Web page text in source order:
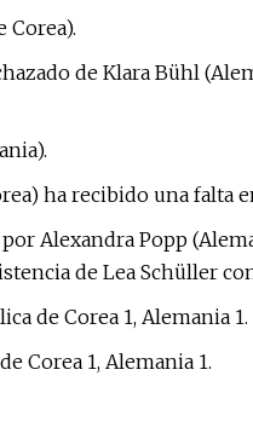
Corea).
de Klara Bühl
ha recibido una falta
Alexandra Popp
de Lea Schüller
de Corea 1, Alemania 1.
Corea 1, Alemania 1.